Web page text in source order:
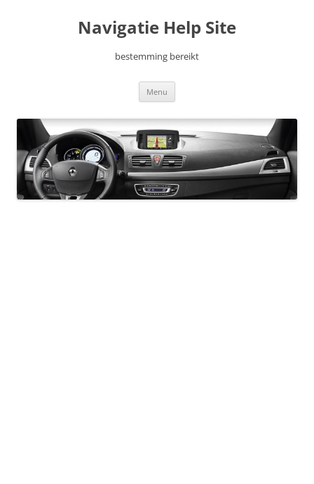
Navigatie Help Site
bestemming bereikt
Menu